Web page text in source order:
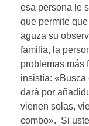
esa persona le
que permite
aguza su
familia, la
problemas más
insistía: «Busca
dará por
vienen solas,
combo». Si